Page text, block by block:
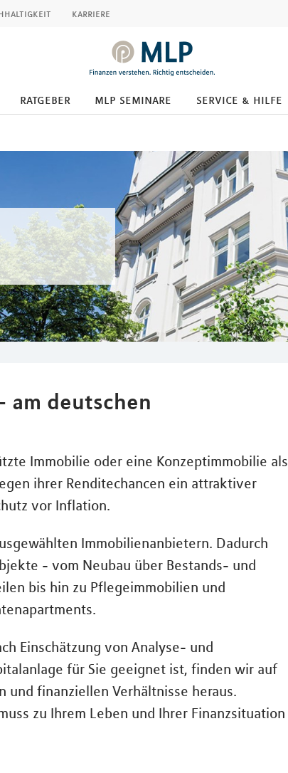
karriere
ratgeber mlp seminare service & hilfe
am deutschen
Immobilie oder eine Konzeptimmobilie als
ihrer Renditechancen ein attraktiver
vor Inflation.
Immobilienanbietern. Dadurch
- vom Neubau über Bestands- und
bis hin zu Pflegeimmobilien und
Einschätzung von Analyse- und
für Sie geeignet ist, finden wir auf
und finanziellen Verhältnisse heraus.
zu Ihrem Leben und Ihrer Finanzsituation